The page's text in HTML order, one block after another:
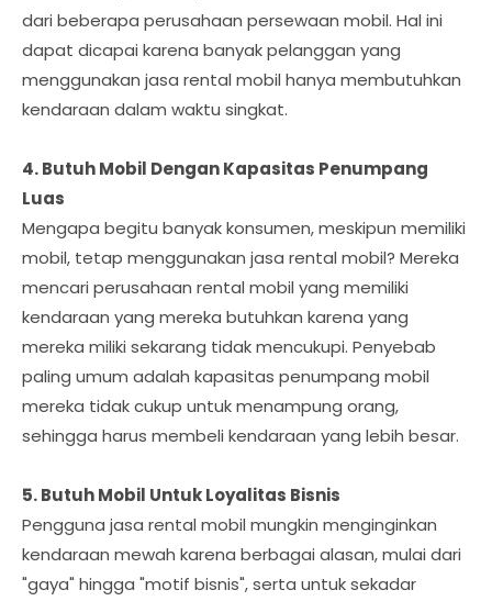
dari beberapa perusahaan persewaan mobil. Hal ini
dapat dicapai karena banyak pelanggan yang
menggunakan jasa rental mobil hanya membutuhkan
kendaraan dalam waktu singkat.
4. Butuh Mobil Dengan Kapasitas Penumpang
Luas
Mengapa begitu banyak konsumen, meskipun memiliki
mobil, tetap menggunakan jasa rental mobil? Mereka
mencari perusahaan rental mobil yang memiliki
kendaraan yang mereka butuhkan karena yang
mereka miliki sekarang tidak mencukupi. Penyebab
paling umum adalah kapasitas penumpang mobil
mereka tidak cukup untuk menampung orang,
sehingga harus membeli kendaraan yang lebih besar.
5. Butuh Mobil Untuk Loyalitas Bisnis
Pengguna jasa rental mobil mungkin menginginkan
kendaraan mewah karena berbagai alasan, mulai dari
"gaya" hingga "motif bisnis", serta untuk sekadar